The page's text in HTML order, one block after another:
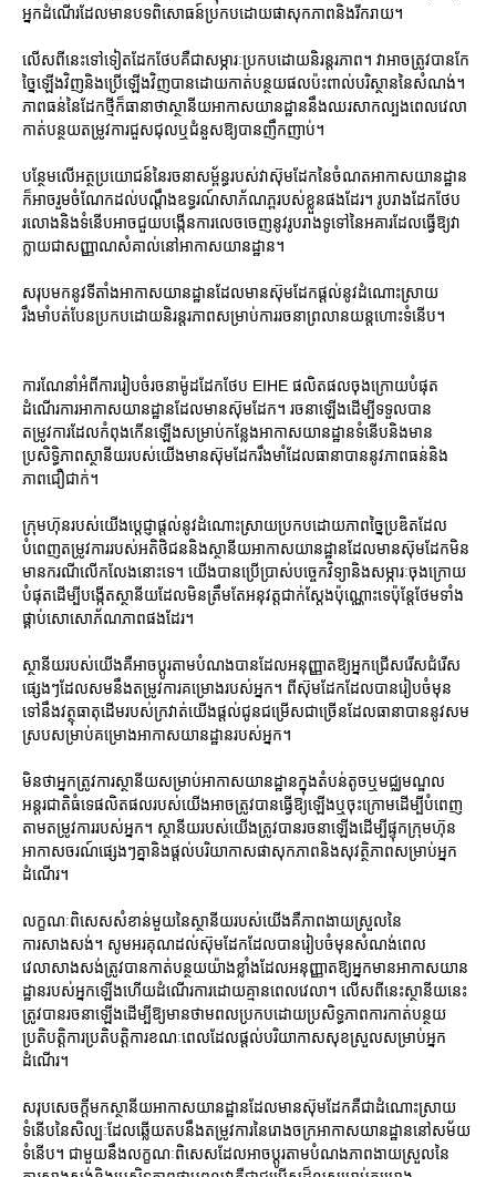
អ្នកដំណើរដែលមានបទពិសោធន៍ប្រកបដោយផាសុកភាពនិងរីករាយ។
លើសពីនេះទៅទៀតដែកថែបគឺជាសម្ភារៈប្រកបដោយនិរន្តរភាព។ វាអាចត្រូវបានកែ
ច្នៃឡើងវិញនិងប្រើឡើងវិញបានដោយកាត់បន្ថយផលប៉ះពាល់បរិស្ថាននៃសំណង់។
ភាពធន់នៃដែកថ្មីក៏ធានាថាស្ថានីយអាកាសយានដ្ឋាននឹងឈរសាកល្បងពេលវេលា
កាត់បន្ថយតម្រូវការជួសជុលឬជំនួសឱ្យបានញឹកញាប់។
បន្ថែមលើអត្ថប្រយោជន៍នៃរចនាសម្ព័ន្ធរបស់វាស៊ុមដែកនៃចំណតអាកាសយានដ្ឋាន
ក៏អាចរួមចំណែកដល់បណ្តឹងឧទ្ធរណ៍សាភ័ណភ្ពរបស់ខ្លួនផងដែរ។ រូបរាងដែកថែប
រលោងនិងទំនើបអាចជួយបង្កើនការលេចចេញនូវរូបរាងទូទៅនៃអគារដែលធ្វើឱ្យវា
ក្លាយជាសញ្ញាណសំគាល់នៅអាកាសយានដ្ឋាន។
សរុបមកនូវទីតាំងអាកាសយានដ្ឋានដែលមានស៊ុមដែកផ្តល់នូវដំណោះស្រាយ
រឹងមាំបត់បែនប្រកបដោយនិរន្តរភាពសម្រាប់ការរចនាព្រលានយន្តហោះទំនើប។
ការណែនាំអំពីការរៀបចំរចនាម៉ូដដែកថែប EIHE ផលិតផលចុងក្រោយបំផុត
ដំណើរការអាកាសយានដ្ឋានដែលមានស៊ុមដែក។ រចនាឡើងដើម្បីទទួលបាន
តម្រូវការដែលកំពុងកើនឡើងសម្រាប់កន្លែងអាកាសយានដ្ឋានទំនើបនិងមាន
ប្រសិទ្ធិភាពស្ថានីយរបស់យើងមានស៊ុមដែករឹងមាំដែលធានាបាននូវភាពធន់និង
ភាពជឿជាក់។
ក្រុមហ៊ុនរបស់យើងប្តេជ្ញាផ្តល់នូវដំណោះស្រាយប្រកបដោយភាពច្នៃប្រឌិតដែល
បំពេញតម្រូវការរបស់អតិថិជននិងស្ថានីយអាកាសយានដ្ឋានដែលមានស៊ុមដែកមិន
មានករណីលើកលែងនោះទេ។ យើងបានប្រើប្រាស់បច្ចេកវិទ្យានិងសម្ភារៈចុងក្រោយ
បំផុតដើម្បីបង្កើតស្ថានីយដែលមិនត្រឹមតែអនុវត្តជាក់ស្តែងប៉ុណ្ណោះទេប៉ុន្តែថែមទាំង
ផ្គាប់សោសោភ័ណភាពផងដែរ។
ស្ថានីយរបស់យើងគឺអាចប្ដូរតាមបំណងបានដែលអនុញ្ញាតឱ្យអ្នកជ្រើសរើសជំរើស
ផ្សេងៗដែលសមនឹងតម្រូវការគម្រោងរបស់អ្នក។ ពីស៊ុមដែកដែលបានរៀបចំមុន
ទៅនឹងវត្ថុធាតុដើមរបស់ក្រវាត់យើងផ្តល់ជូនជម្រើសជាច្រើនដែលធានាបាននូវសម
ស្របសម្រាប់គម្រោងអាកាសយានដ្ឋានរបស់អ្នក។
មិនថាអ្នកត្រូវការស្ថានីយសម្រាប់អាកាសយានដ្ឋានក្នុងតំបន់តូចឬមជ្ឈមណ្ឌល
អន្តរជាតិធំទេផលិតផលរបស់យើងអាចត្រូវបានធ្វើឱ្យឡើងឬចុះក្រោមដើម្បីបំពេញ
តាមតម្រូវការរបស់អ្នក។ ស្ថានីយរបស់យើងត្រូវបានរចនាឡើងដើម្បីផ្ទុកក្រុមហ៊ុន
អាកាសចរណ៍ផ្សេងៗគ្នានិងផ្តល់បរិយាកាសផាសុកភាពនិងសុវត្ថិភាពសម្រាប់អ្នក
ដំណើរ។
លក្ខណៈពិសេសសំខាន់មួយនៃស្ថានីយរបស់យើងគឺភាពងាយស្រួលនៃ
ការសាងសង់។ សូមអរគុណដល់ស៊ុមដែកដែលបានរៀបចំមុនសំណង់ពេល
វេលាសាងសង់ត្រូវបានកាត់បន្ថយយ៉ាងខ្លាំងដែលអនុញ្ញាតឱ្យអ្នកមានអាកាសយាន
ដ្ឋានរបស់អ្នកឡើងហើយដំណើរការដោយគ្មានពេលវេលា។ លើសពីនេះស្ថានីយនេះ
ត្រូវបានរចនាឡើងដើម្បីឱ្យមានថាមពលប្រកបដោយប្រសិទ្ធភាពការកាត់បន្ថយ
ប្រតិបត្តិការប្រតិបត្តិការខណៈពេលដែលផ្តល់បរិយាកាសសុខស្រួលសម្រាប់អ្នក
ដំណើរ។
សរុបសេចក្ដីមកស្ថានីយអាកាសយានដ្ឋានដែលមានស៊ុមដែកគឺជាដំណោះស្រាយ
ទំនើបនៃសិល្បៈដែលឆ្លើយតបនឹងតម្រូវការនៃរោងចក្រអាកាសយានដ្ឋាននៅសម័យ
ទំនើប។ ជាមួយនឹងលក្ខណៈពិសេសដែលអាចប្ដូរតាមបំណងភាពងាយស្រួលនៃ